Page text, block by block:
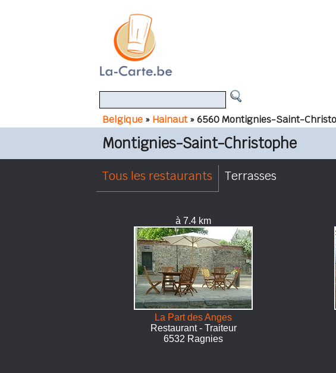
Belgique » Hainaut» 6560 Montignies-Saint-
Montignies-Saint-Christophe
Tous les restaurants Terrasses
à 7.4 km
La Part des Anges
Restaurant - Traiteur
6532 Ragnies